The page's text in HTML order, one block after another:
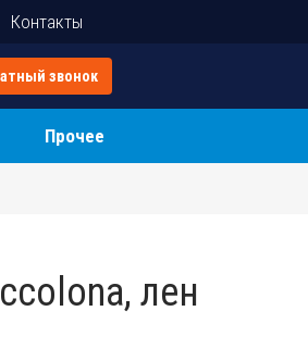
Контакты
звонок
Прочее
лен